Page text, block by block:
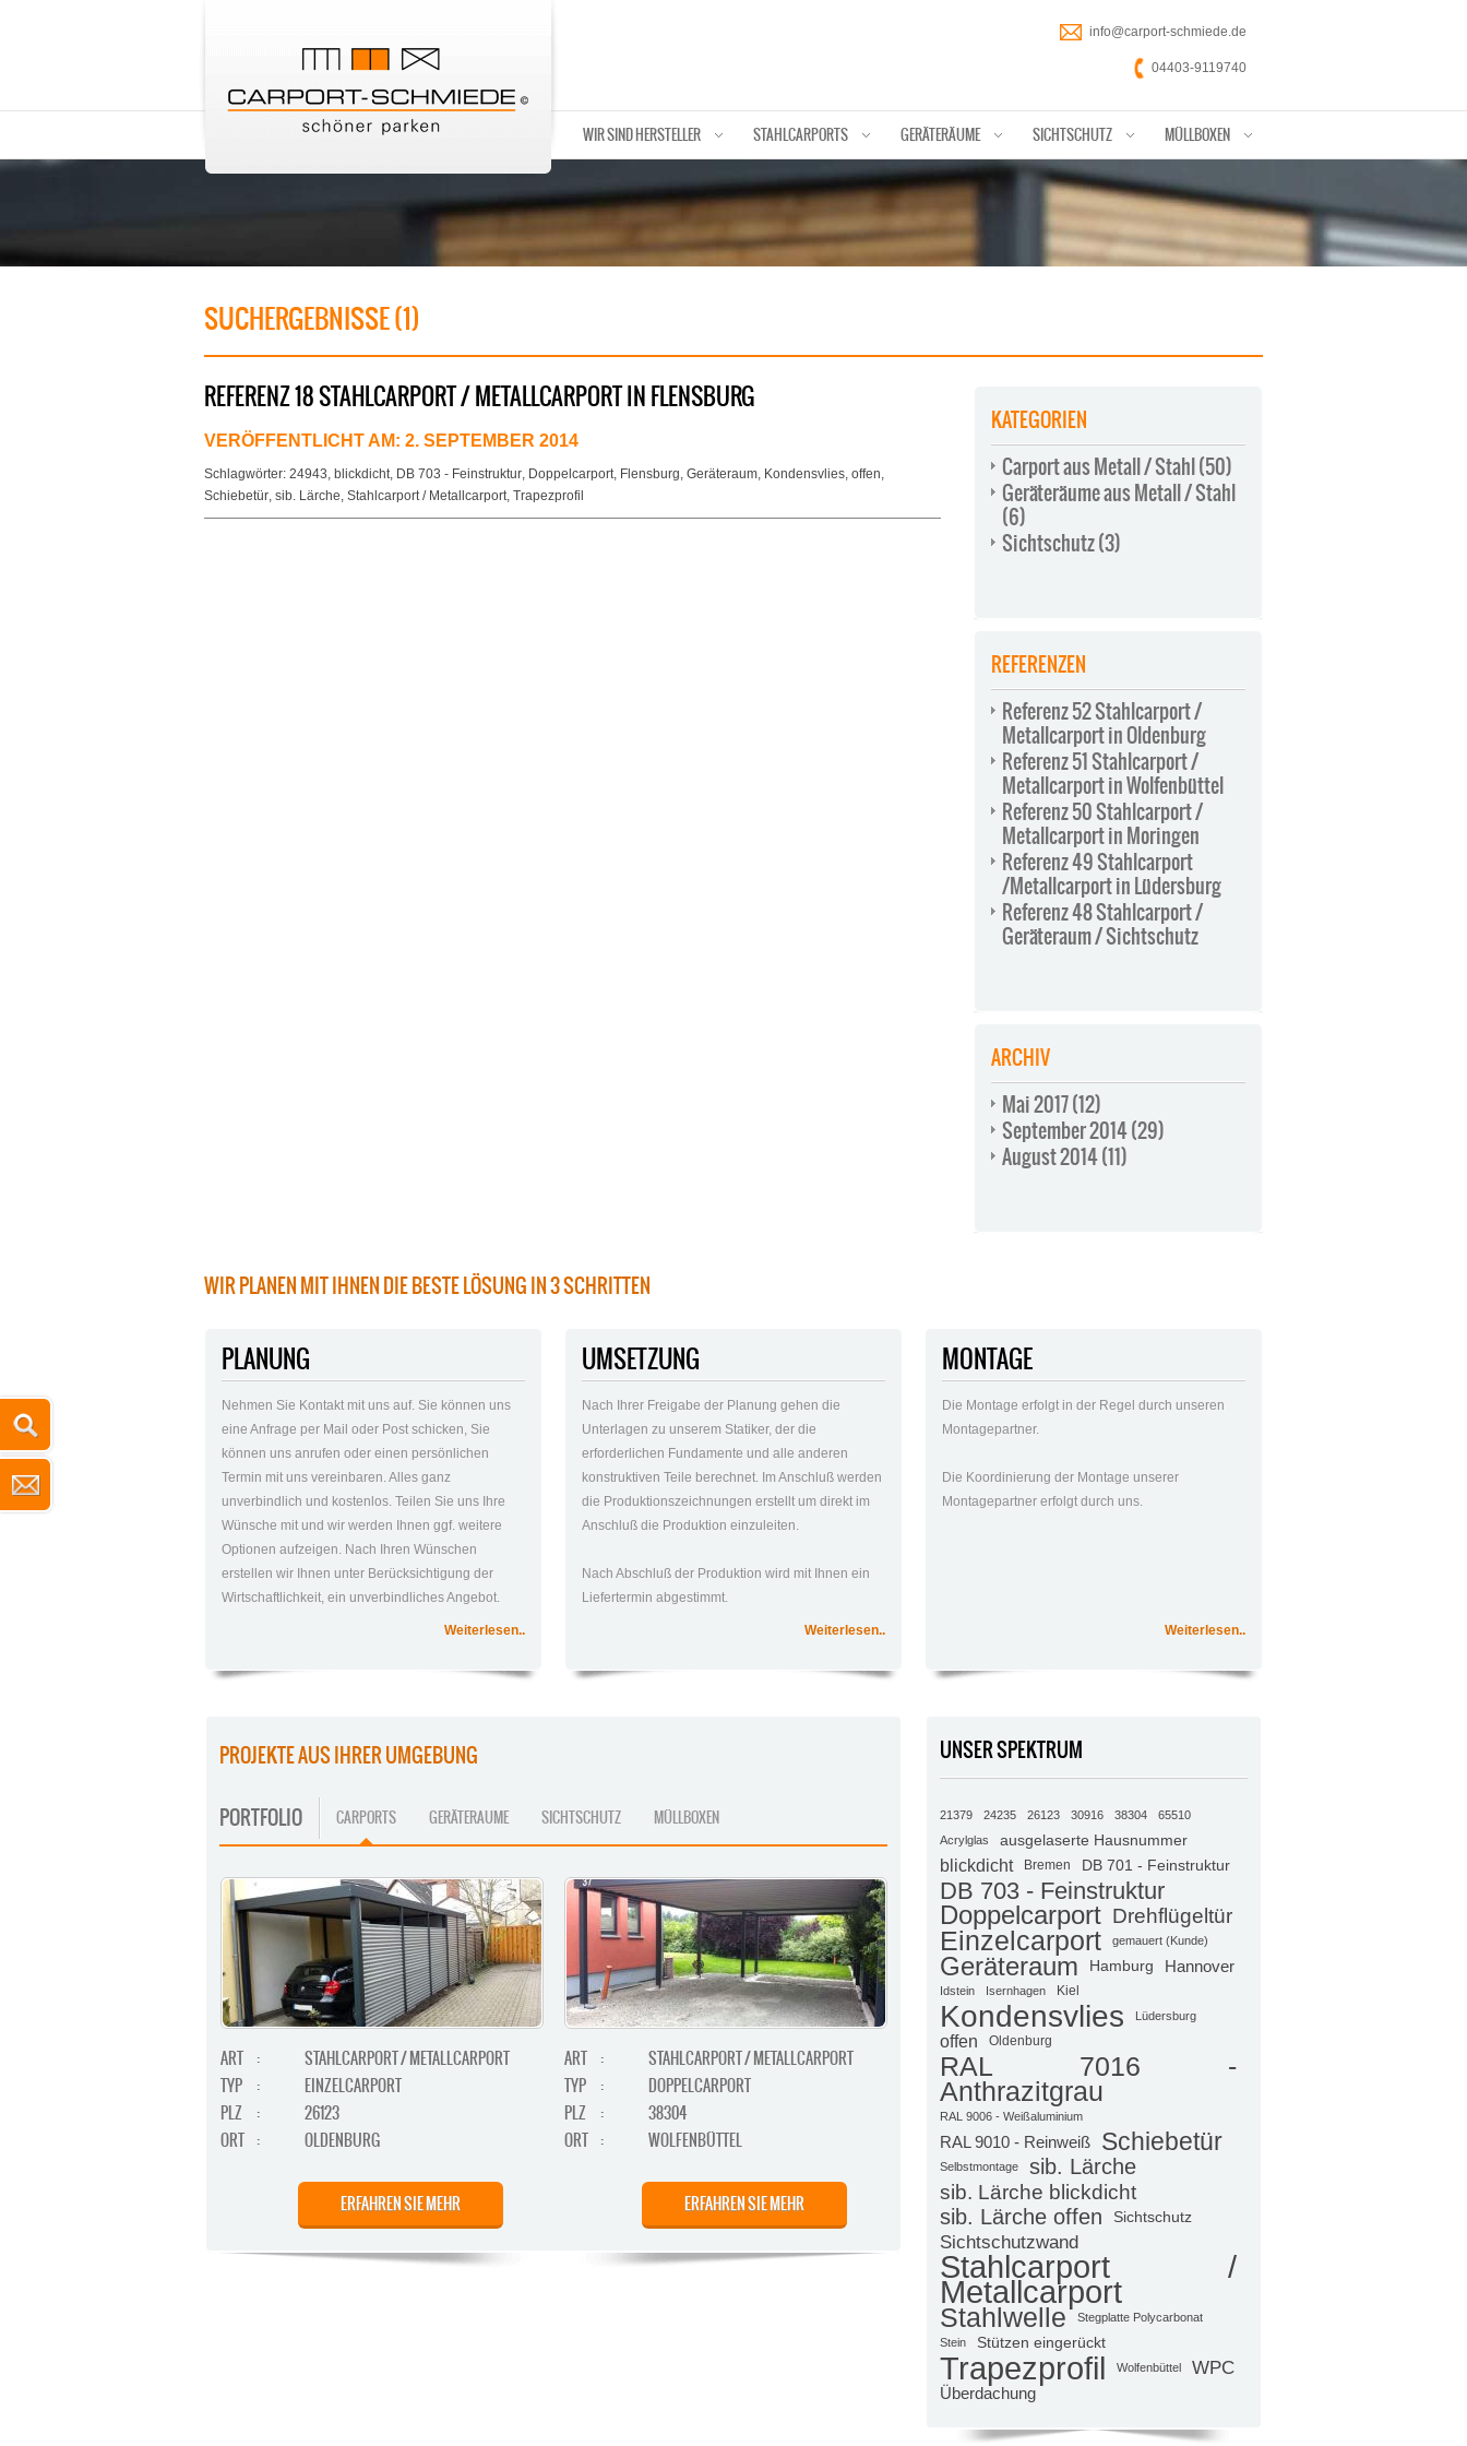
info@carport-schmiede.de
04403-9119740
WIR SIND HERSTELLER STAHLCARPORTS GERÄTERÄUME SICHTSCHUTZ MÜLLBOXEN
SUCHERGEBNISSE (1)
REFERENZ 18 STAHLCARPORT / METALLCARPORT IN FLENSBURG
VERÖFFENTLICHT AM: 2. SEPTEMBER 2014
Schlagwörter: 24943, blickdicht, DB 703 - Feinstruktur, Doppelcarport, Flensburg, Geräteraum, Kondensvlies, offen,
Schiebetür, sib. Lärche, Stahlcarport / Metallcarport, Trapezprofil
KATEGORIEN
Carport aus Metall / Stahl(50)
Geräteräume aus Metall / Stahl
(6)
Sichtschutz(3)
REFERENZEN
Referenz 52 Stahlcarport /
Metallcarport in Oldenburg
Referenz 51 Stahlcarport /
Metallcarport in Wolfenbüttel
Referenz 50 Stahlcarport /
Metallcarport in Moringen
Referenz 49 Stahlcarport
/Metallcarport in Lüdersburg
Referenz 48 Stahlcarport /
Geräteraum / Sichtschutz
ARCHIV
Mai 2017(12)
September 2014(29)
August 2014(11)
WIR PLANEN MIT IHNEN DIE BESTE LÖSUNG IN 3 SCHRITTEN
PLANUNG
Nehmen Sie Kontakt mit uns auf. Sie können uns
eine Anfrage per Mail oder Post schicken, Sie
können uns anrufen oder einen persönlichen
Termin mit uns vereinbaren. Alles ganz
unverbindlich und kostenlos. Teilen Sie uns Ihre
Wünsche mit und wir werden Ihnen ggf. weitere
Optionen aufzeigen. Nach Ihren Wünschen
erstellen wir Ihnen unter Berücksichtigung der
Wirtschaftlichkeit, ein unverbindliches Angebot.
Weiterlesen..
UMSETZUNG
Nach Ihrer Freigabe der Planung gehen die
Unterlagen zu unserem Statiker, der die
erforderlichen Fundamente und alle anderen
konstruktiven Teile berechnet. Im Anschluß werden
die Produktionszeichnungen erstellt um direkt im
Anschluß die Produktion einzuleiten.
Nach Abschluß der Produktion wird mit Ihnen ein
Liefertermin abgestimmt.
Weiterlesen..
MONTAGE
Die Montage erfolgt in der Regel durch unseren
Montagepartner.
Die Koordinierung der Montage unserer
Montagepartner erfolgt durch uns.
Weiterlesen..
PROJEKTE AUS IHRER UMGEBUNG
PORTFOLIO CARPORTS GERÄTERAUME SICHTSCHUTZ MÜLLBOXEN
ART :
STAHLCARPORT / METALLCARPORT
TYP
:
EINZELCARPORT
PLZ
:
26123
ORT : OLDENBURG
ERFAHREN SIE MEHR
ART :
STAHLCARPORT / METALLCARPORT
TYP
:
DOPPELCARPORT
PLZ
:
38304
ORT : WOLFENBÜTTEL
ERFAHREN SIE MEHR
UNSER SPEKTRUM
21379 24235 26123 30916 38304
65510
Acrylglas
ausgelaserte Hausnummer
blickdicht Bremen DB 701 - Feinstruktur
DB 703 - Feinstruktur
Doppelcarport Drehflügeltür
Einzelcarport gemauert (Kunde)
Geräteraum Hamburg Hannover
Idstein Isernhagen Kiel
Kondensvlies Lüdersburg
offen Oldenburg
RAL 7016 -
Anthrazitgrau
RAL 9006 - Weißaluminium
RAL 9010 - Reinweiß Schiebetür
Selbstmontage sib. Lärche
sib. Lärche blickdicht
sib. Lärche offen Sichtschutz
Sichtschutzwand
Stahlcarport /
Metallcarport
Stahlwelle
Stegplatte Polycarbonat
Stein
Stützen eingerückt
Trapezprofil Wolfenbüttel WPC
Überdachung